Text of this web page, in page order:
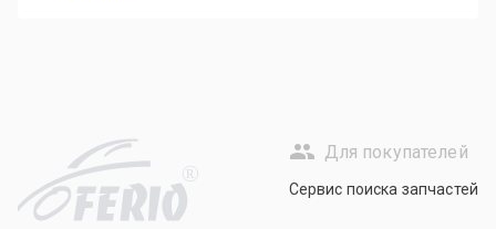
R
Для покупателей
Сервис поиска запчастей